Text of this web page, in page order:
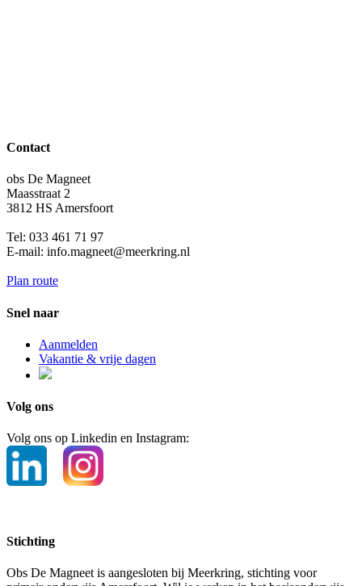
Contact
obs De Magneet
Maasstraat 2
3812 HS Amersfoort
Tel: 033 461 71 97
E-mail: info.magneet@meerkring.nl
Plan route
Snel naar
Aanmelden
Vakantie & vrije dagen
Volg ons
Volg ons op Linkedin en Instagram:
Stichting
Obs De Magneet is aangesloten bij Meerkring, stichting voor